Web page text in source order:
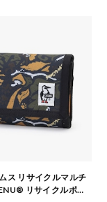
ス リサイクルマルチ
リサイクルポリ